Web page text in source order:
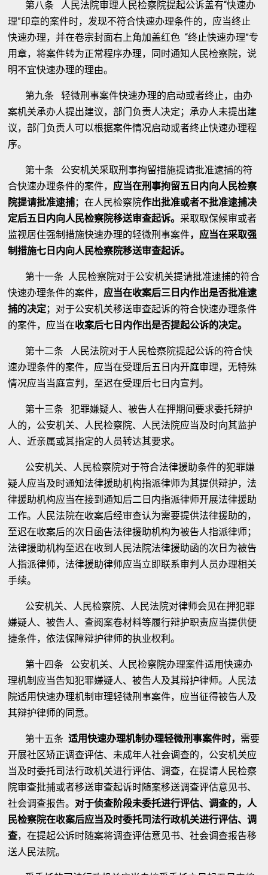
第八条 人民法院审理人民检察院提起公诉盖有“快速办
理”印章的案件时，发现不符合快速办理条件的，应当终止
快速办理，并在卷宗封面右上角加盖红色 “终止快速办理”专
用章，将案件转为正常程序办理，同时通知人民检察院，说
明不宜快速办理的理由。
第九条 轻微刑事案件快速办理的启动或者终止，由办
案机关承办人提出建议，部门负责人决定；承办人未提出建
议，部门负责人可以根据案件情况启动或者终止快速办理程
序。
第十条 公安机关采取刑事拘留措施提请批准逮捕的符
合快速办理条件的案件， 应当在刑事拘留五日内向人民检察
院提请批准逮捕；在人民检察院作出批准或者不批准逮捕决
定后五日内向人民检察院移送审查起诉。 采取取保候审或者
监视居住强制措施快速办理的轻微刑事案件，应当在采取强
制措施七日内向人民检察院移送审查起诉。
第十一条 人民检察院对于公安机关提请批准逮捕的符合
快速办理条件的案件， 应当在收案后三日内作出是否批准逮
捕的决定；对于公安机关移送审查起诉的符合快速办理条件
的案件，应当在收案后七日内作出是否提起公诉的决定。
第十二条 人民法院对于人民检察院提起公诉的符合快
速办理条件的案件，应当在受理后五日内开庭审理，无特殊
情况应当当庭宣判，至迟在受理后七日内宣判。
第十三条 犯罪嫌疑人、被告人在押期间要求委托辩护
人的，公安机关、人民检察院、人民法院应当及时向其监护
人、近亲属或其指定的人员转达其要求。
公安机关、人民检察院对于符合法律援助条件的犯罪嫌
疑人应当及时通知法律援助机构指派律师为其提供辩护，法
律援助机构应当在接到通知后二日内指派律师开展法律援助
工作。人民法院在收案后经审查认为需要提供法律援助的，
至迟在收案后的次日函告法律援助机构为被告人指派律师；
法律援助机构至迟在收到人民法院法律援助函的次日为被告
人指派律师，法律援助律师应当立即联系审判人员办理相关
手续。
公安机关、人民检察院、人民法院对律师会见在押犯罪
嫌疑人、被告人、查阅案卷材料等履行辩护职责应当提供便
捷条件，依法保障辩护律师的执业权利。
第十四条 公安机关、人民检察院办理案件适用快速办
理机制应当告知犯罪嫌疑人、被告人及其辩护律师。人民法
院适用快速办理机制审理轻微刑事案件，应当征得被告人及
其辩护律师的同意。
第十五条适用快速办理机制办理轻微刑事案件时， 需要
开展社区矫正调查评估、未成年人社会调查的，公安机关应
当及时委托司法行政机关进行评估、调查，在提请人民检察
院审查批捕或者移送审查起诉时随案移送调查评估意见书、
社会调查报告。 对于侦查阶段未委托进行评估、调查的，人
民检察院在收案后应当及时委托司法行政机关进行评估、调
查，在提起公诉时随案将调查评估意见书、社会调查报告移
送人民法院。